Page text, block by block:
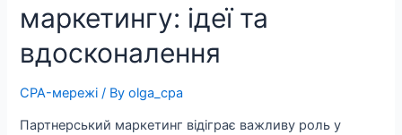
маркетингу: ідеї та
вдосконалення
CPA-мережі / Byolga_cpa
Партнерський маркетинг відіграє важливу роль у